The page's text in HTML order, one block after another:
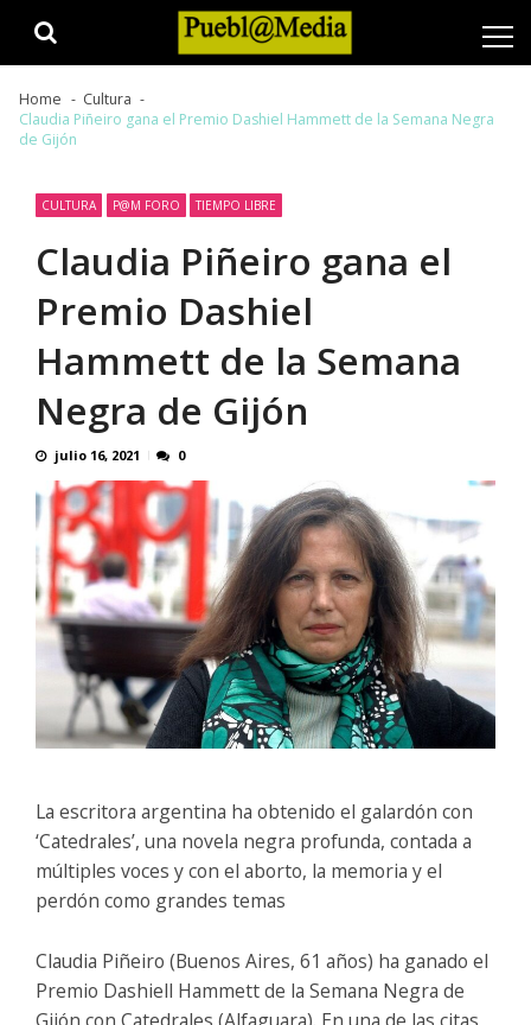
Home
Cultura
Claudia Piñeiro gana el Premio Dashiel Hammett de la Semana Negra
de Gijón
CULTURA P@M FORO TIEMPO LIBRE
Claudia Piñeiro gana el
Premio Dashiel
Hammett de la Semana
Negra de Gijón
julio 16, 2021 0
La escritora argentina ha obtenido el galardón con
‘Catedrales’, una novela negra profunda, contada a
múltiples voces y con el aborto, la memoria y el
perdón como grandes temas
Claudia Piñeiro (Buenos Aires, 61 años) ha ganado el
Premio Dashiell Hammett de la Semana Negra de